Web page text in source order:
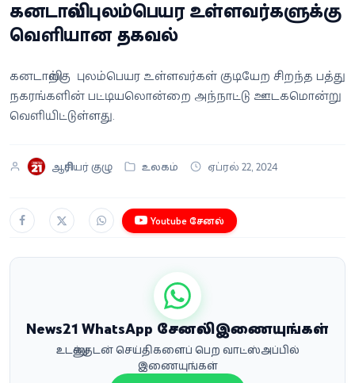
வீடியோ
கட்டுரை
கனடாவில் புலம்பெயர உள்ளவர்களுக்கு
வெளியான தகவல்
கனடாவிற்கு புலம்பெயர உள்ளவர்கள் குடியேற சிறந்த பத்து
நகரங்களின் பட்டியலொன்றை அந்நாட்டு ஊடகமொன்று
வெளியிட்டுள்ளது.
ஆசிரியர் குழு உலகம் ஏப்ரல் 22, 2024
Youtube சேனல்
News21 WhatsApp சேனலில் இணையுங்கள்
உடனுக்குடன் செய்திகளைப் பெற வாட்ஸ்அப்பில்
இணையுங்கள்